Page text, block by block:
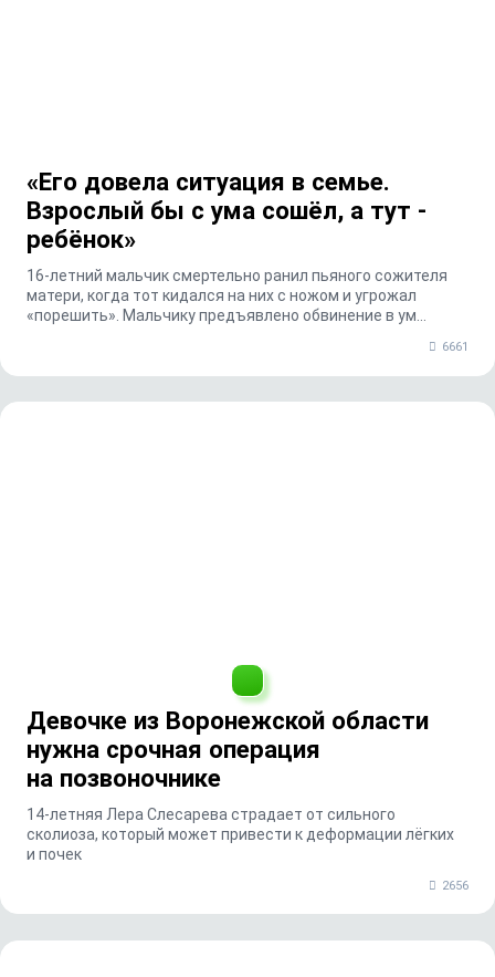
«Его довела ситуация в семье.
Взрослый бы с ума сошёл, а тут -
ребёнок»
16-летний мальчик смертельно ранил пьяного сожителя
матери, когда тот кидался на них с ножом и угрожал
«порешить». Мальчику предъявлено обвинение в ум...
6661
Девочке из Воронежской области
нужна срочная операция
на позвоночнике
14-летняя Лера Слесарева страдает от сильного
сколиоза, который может привести к деформации лёгких
и почек
2656